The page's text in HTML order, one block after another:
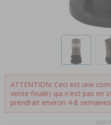
ATTENTION: Ceci est une
vente finale) qui n'est pas en
prendrait environ 4-8
Scroll